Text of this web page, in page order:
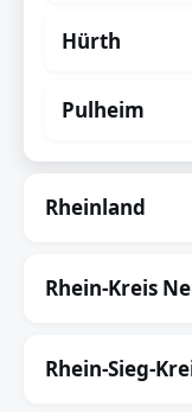
Hürth
Pulheim
Rheinland
Rhein-Kreis
Rhein-Sieg-